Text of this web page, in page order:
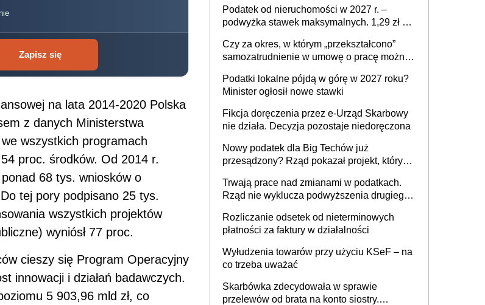
Zapisz się
na lata 2014-2020 Polska
z danych Ministerstwa
wszystkich programach
proc. środków. Od 2014 r.
68 tys. wniosków o
tej pory podpisano 25 tys.
wszystkich projektów
wyniósł 77 proc.
cieszy się Program Operacyjny
innowacji i działań badawczych.
5 903,96 mld zł, co
Podatek od nieruchomości w 2027 r. –
podwyżka stawek maksymalnych. 1,29 zł za
budynków i lokali związanych z
prowadzeniem działalności gospodarczej
Czy za okres, w którym „przekształcono”
samozatrudnienie w umowę o pracę można
umowy cywilnoprawnej jedynym
racjonalnym wyjściem
Podatki lokalne pójdą w górę w 2027 roku?
Minister ogłosił nowe stawki
Fikcja doręczenia przez e-Urząd Skarbowy
nie działa. Decyzja pozostaje niedoręczona
Nowy podatek dla Big Techów już
przesądzony? Rząd pokazał projekt, który
Trwają prace nad zmianami w podatkach.
Rząd nie wyklucza podwyższenia drugiego
Rozliczanie odsetek od nieterminowych
płatności za faktury w działalności
Wyłudzenia towarów przy użyciu KSeF – na
co trzeba uważać
Skarbówka zdecydowała w sprawie
przelewów od brata na konto siostry.